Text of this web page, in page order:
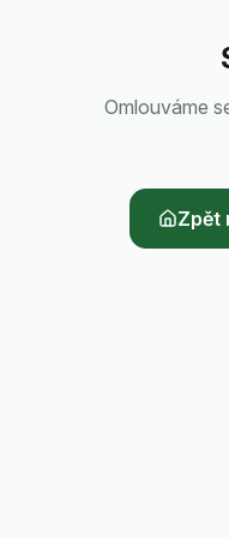
Omlouváme
Zpět